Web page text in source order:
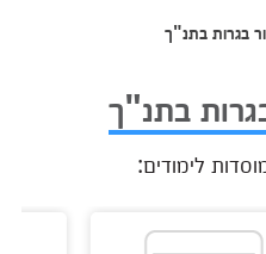
בגרות בתנ"ך
בתנ"ך
לימודים: